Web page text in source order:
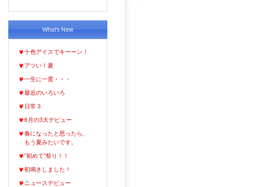
What's New
十色アイスでキーーン！
アツい！夏
一生に一度・・・
最近のいろいろ
日常３
6月の3大デビュー
春になったと思ったら、
もう夏みたいです。
“初めて”祭り！！
初鳴きしました！
ニュースデビュー